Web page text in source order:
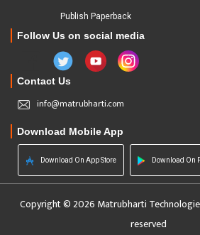
Publish Paperback
Follow Us on social media
Contact Us
info@matrubharti.com
Download Mobile App
Download On App Store Download On
Copyright © 2026 Matrubharti
reserved